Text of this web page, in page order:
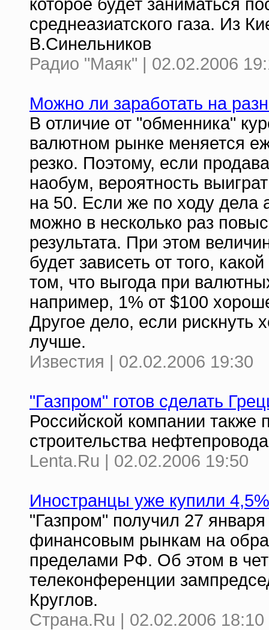
которое будет заниматься
среднеазиатского газа. Из
В.Синельников
Радио "Маяк" | 02.02.2006
Можно ли заработать на
В отличие от "обменника"
валютном рынке меняется
резко. Поэтому, если
наобум, вероятность
на 50. Если же по ходу дела
можно в несколько раз
результата. При этом
будет зависеть от того,
том, что выгода при
например, 1% от $100
Другое дело, если
лучше.
Известия | 02.02.2006 19:30
"Газпром" готов сделать
Российской компании также
строительства
Lenta.Ru | 02.02.2006 19:50
Иностранцы уже купили
"Газпром" получил 27
финансовым рынкам на
пределами РФ. Об этом в
телеконференции
Круглов.
Страна.Ru | 02.02.2006 18:10